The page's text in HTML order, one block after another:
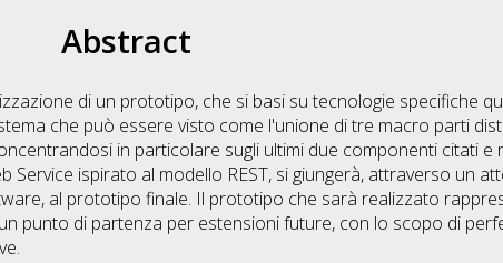
Abstract
di un prototipo, che si basi su tecnologie specifiche
che può essere visto come l'unione di tre macro parti
in particolare sugli ultimi due componenti citati e
Service ispirato al modello REST, si giungerà, attraverso un
al prototipo finale. Il prototipo che sarà realizzato
punto di partenza per estensioni future, con lo scopo di